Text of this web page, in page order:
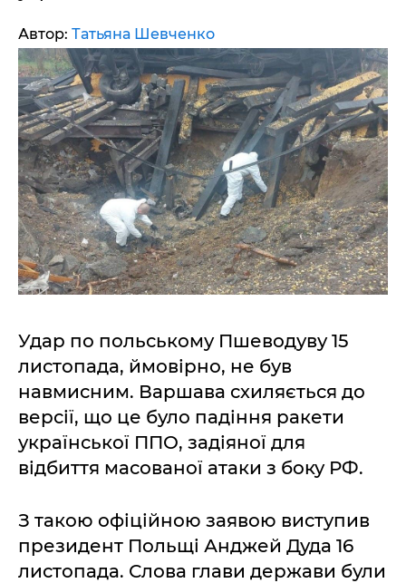
Автор: Татьяна Шевченко
Удар по польському Пшеводуву 15
листопада, ймовірно, не був
навмисним. Варшава схиляється до
версії, що це було падіння ракети
української ППО, задіяної для
відбиття масованої атаки з боку РФ.
З такою офіційною заявою виступив
президент Польщі Анджей Дуда 16
листопада. Слова глави держави були